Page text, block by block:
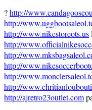
?http://
http://
http://www.nikestoreots.us
http://
http://
http://
http://
http://
http://ajretro23outlet.com